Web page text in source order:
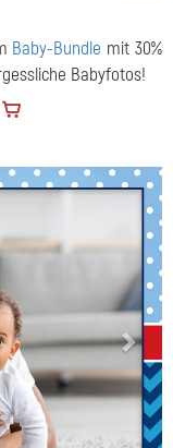
Baby-Bundle mit 30%
Babyfotos!